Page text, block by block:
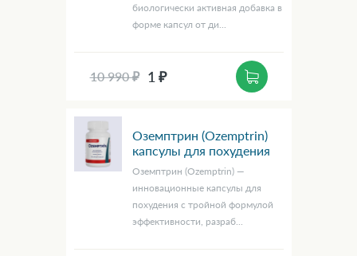
биологически активная добавка в
форме капсул от ди...
10 990 ₽ 1 ₽
Оземптрин (Ozemptrin)
капсулы для похудения
Оземптрин (Ozemptrin) —
инновационные капсулы для
похудения с тройной формулой
эффективности, разраб...